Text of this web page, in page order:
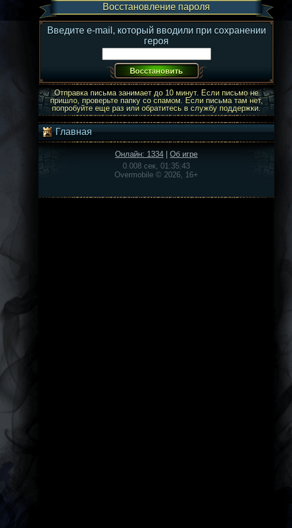
Восстановление пароля
Введите e-mail, который вводили при сохранении
героя
Отправка письма занимает до 10 минут. Если письмо не
пришло, проверьте папку со спамом. Если письма там нет,
попробуйте еще раз или обратитесь в службу поддержки.
Главная
Онлайн: 1334
Об игре
0.008 сек, 01:35:43
Overmobile © 2026, 16+